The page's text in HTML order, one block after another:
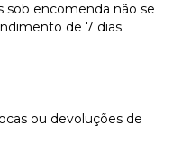
sob encomenda não se
de 7 dias.
ou devoluções de